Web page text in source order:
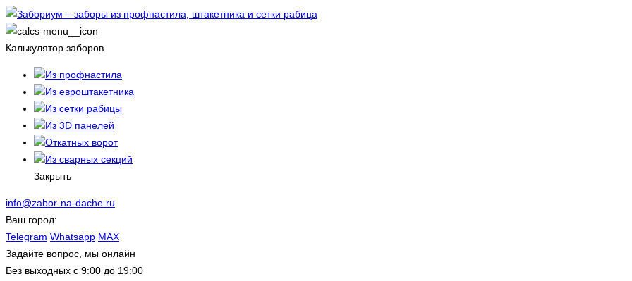
Калькулятор заборов
Из профнастила
Из евроштакетника
Из сетки рабицы
Из 3D панелей
Откатных ворот
Из сварных секций
Закрыть
info@zabor-na-dache.ru
Ваш город:
Telegram Whatsapp MAX
Задайте вопрос, мы онлайн
Без выходных c 9:00 до 19:00